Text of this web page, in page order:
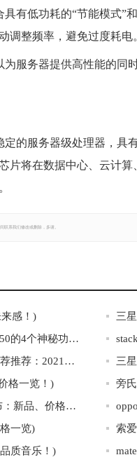
具有低功耗的“节能模式”
调整频率，避免过度耗电
为服务器提供高性能的同
定的服务器级处理器，具
片将在数据中心、云计
联系我们修改或删除，多谢。
感！)
三
九阳料理机jyl-350(解锁九阳料理机jyl-350的4个神秘功能！)
高端智能手机推荐(最佳高端智能手机推荐推荐：2021年最受欢迎和耐用的品牌和型号)
三
格一览！)
2018苹果发布会(全面解读苹果2018发布：新品、价格、趋势)
一览)
索
质音乐！)